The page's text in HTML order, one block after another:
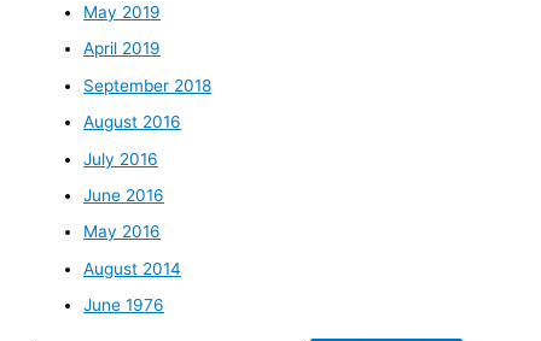
May 2019
April 2019
September 2018
August 2016
July 2016
June 2016
May 2016
August 2014
June 1976